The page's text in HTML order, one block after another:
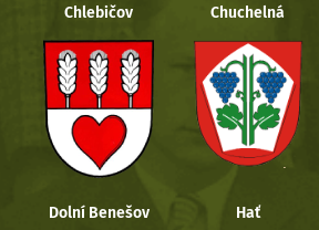
Chlebičov Chuchelná
Dolní Benešov Hať